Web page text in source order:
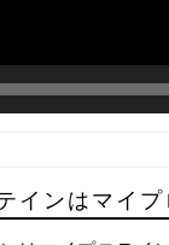
インはマイプ